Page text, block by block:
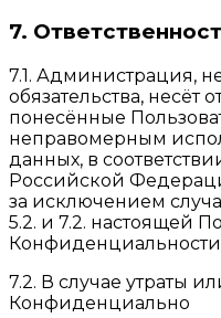
7.
7.1. Администрация,
обязательства, несёт
понесённые
неправомерным
данных, в
Российской
за исключением
5.2. и 7.2. настоящей
7.2. В случае утраты
Конфиденциально